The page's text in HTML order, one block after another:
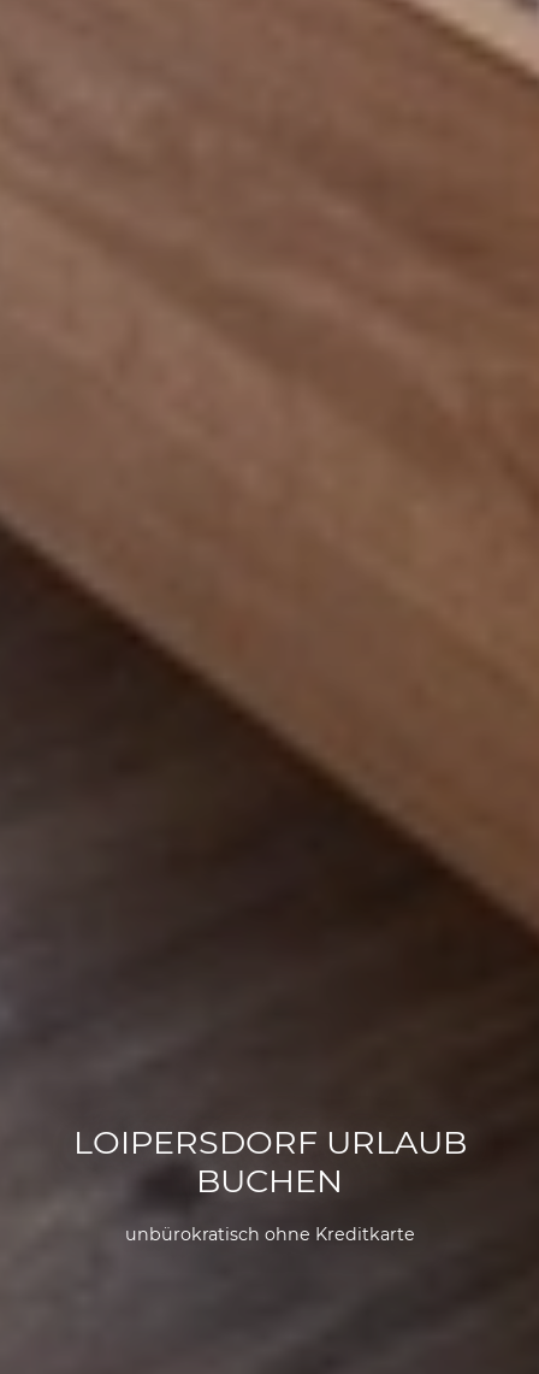
LOIPERSDORF URLAUB
BUCHEN
unbürokratisch ohne Kreditkarte